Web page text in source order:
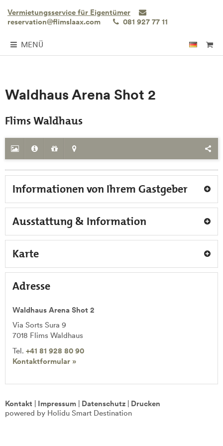
Vermietungsservice für Eigentümer
reservation@flimslaax.com
081 927 77 11
MENÜ
Waldhaus Arena Shot 2
Flims Waldhaus
Informationen von Ihrem Gastgeber
Ausstattung & Information
Karte
Adresse
Waldhaus Arena Shot 2
Via Sorts Sura 9
7018 Flims Waldhaus
Tel. +41 81 928 80 90
Kontaktformular »
Kontakt Impressum Datenschutz
Drucken
powered by Holidu Smart Destination